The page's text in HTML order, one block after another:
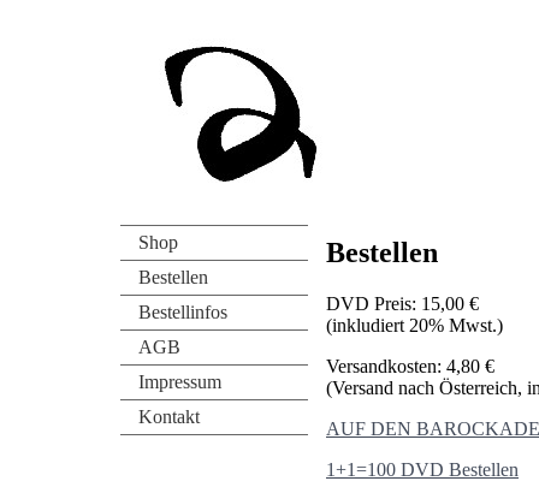
Shop
Bestellen
Bestellinfos
AGB
Impressum
Kontakt
Bestellen
DVD Preis: 15,00 €
(inkludiert 20% Mwst.)
Versandkosten: 4,80 €
(Versand nach Österreich,
AUF DEN
1+1=100 DVD Bestellen